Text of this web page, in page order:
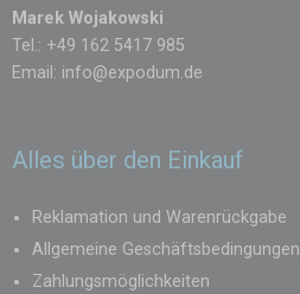
Marek Wojakowski
Tel.: +49 162 5417 985
Email: info@expodum.de
Alles über den Einkauf
Reklamation und Warenrückgabe
Allgemeine Geschäftsbedingungen
Zahlungsmöglichkeiten